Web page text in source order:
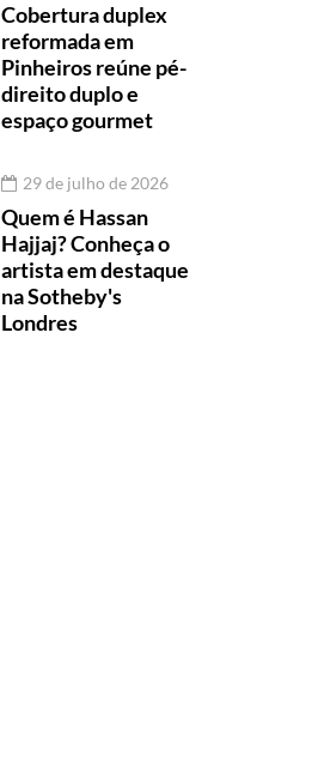
Cobertura duplex
reformada em
Pinheiros reúne pé-
direito duplo e
espaço gourmet
29 de julho de 2026
Quem é Hassan
Hajjaj? Conheça o
artista em destaque
na Sotheby's
Londres